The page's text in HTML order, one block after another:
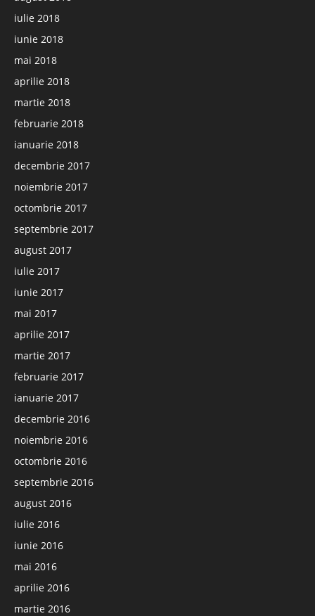
iulie 2018
iunie 2018
mai 2018
aprilie 2018
martie 2018
februarie 2018
ianuarie 2018
decembrie 2017
noiembrie 2017
octombrie 2017
septembrie 2017
august 2017
iulie 2017
iunie 2017
mai 2017
aprilie 2017
martie 2017
februarie 2017
ianuarie 2017
decembrie 2016
noiembrie 2016
octombrie 2016
septembrie 2016
august 2016
iulie 2016
iunie 2016
mai 2016
aprilie 2016
martie 2016